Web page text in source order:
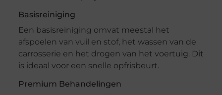
Basisreiniging
Een basisreiniging omvat meestal het
afspoelen van vuil en stof, het wassen van de
carrosserie en het drogen van het voertuig. Dit
is ideaal voor een snelle opfrisbeurt.
Premium Behandelingen